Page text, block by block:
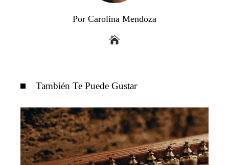
Por Carolina Mendoza
También Te Puede Gustar